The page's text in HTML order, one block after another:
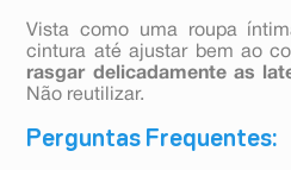
Vista como uma roupa
cintura até ajustar bem ao
rasgar delicadamente as
Não reutilizar.
Perguntas Frequentes: